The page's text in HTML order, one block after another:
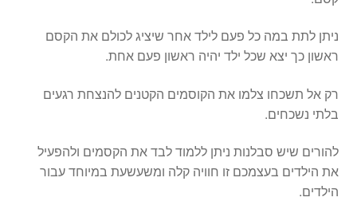
ניתן לתת במה כל פעם לילד אחר שיציג לכולם את הקסם
ראשון כך יצא שכל ילד יהיה ראשון פעם אחת.
רק אל תשכחו צלמו את הקוסמים הקטנים להנצחת רגעים
בלתי נשכחים.
להורים שיש סבלנות ניתן ללמוד לבד את הקסמים ולהפעיל
את הילדים בעצמכם זו חוויה קלה ומשעשעת במיוחד עבור
הילדים.